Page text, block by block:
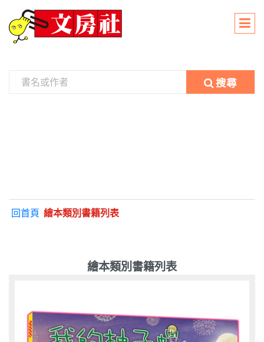
搜尋
回首頁 繪本類別書籍列表
繪本類別書籍列表